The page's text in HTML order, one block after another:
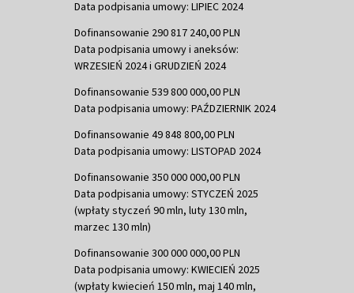
Data podpisania umowy: LIPIEC 2024
Dofinansowanie 290 817 240,00 PLN
Data podpisania umowy i aneksów:
WRZESIEŃ 2024 i GRUDZIEŃ 2024
Dofinansowanie 539 800 000,00 PLN
Data podpisania umowy: PAŹDZIERNIK 2024
Dofinansowanie 49 848 800,00 PLN
Data podpisania umowy: LISTOPAD 2024
Dofinansowanie 350 000 000,00 PLN
Data podpisania umowy: STYCZEŃ 2025
(wpłaty styczeń 90 mln, luty 130 mln,
marzec 130 mln)
Dofinansowanie 300 000 000,00 PLN
Data podpisania umowy: KWIECIEŃ 2025
(wpłaty kwiecień 150 mln, maj 140 mln,